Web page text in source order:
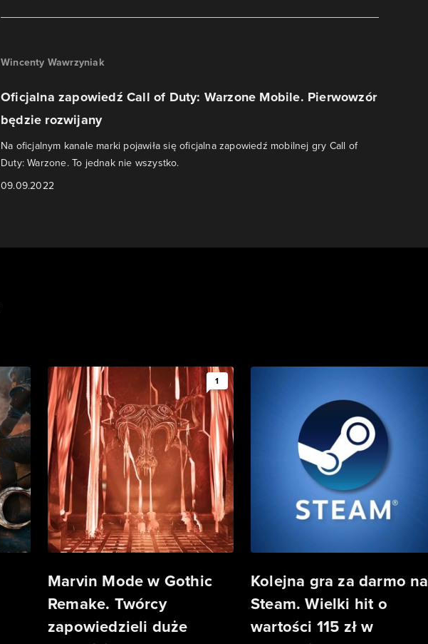
Wincenty Wawrzyniak
Oficjalna zapowiedź Call of Duty: Warzone Mobile. Pierwowzór
będzie rozwijany
Na oficjalnym kanale marki pojawiła się oficjalna zapowiedź mobilnej gry Call of
Duty: Warzone. To jednak nie wszystko.
09.09.2022
1
Marvin Mode w Gothic
Remake. Twórcy
zapowiedzieli duże
Kolejna gra za darmo na
Steam. Wielki hit o
wartości 115 zł w